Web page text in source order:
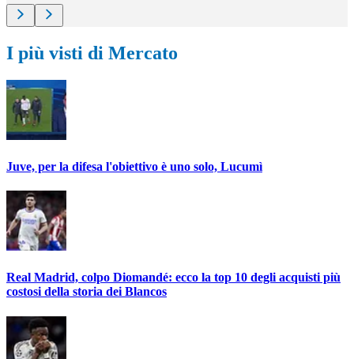
I più visti di Mercato
Juve, per la difesa l'obiettivo è uno solo, Lucumì
Real Madrid, colpo Diomandé: ecco la top 10 degli acquisti più
costosi della storia dei Blancos